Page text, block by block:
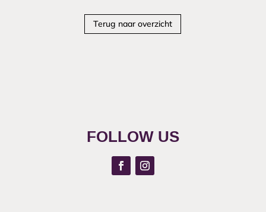
Terug naar overzicht
FOLLOW US